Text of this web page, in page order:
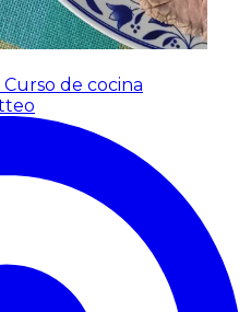
de cocina